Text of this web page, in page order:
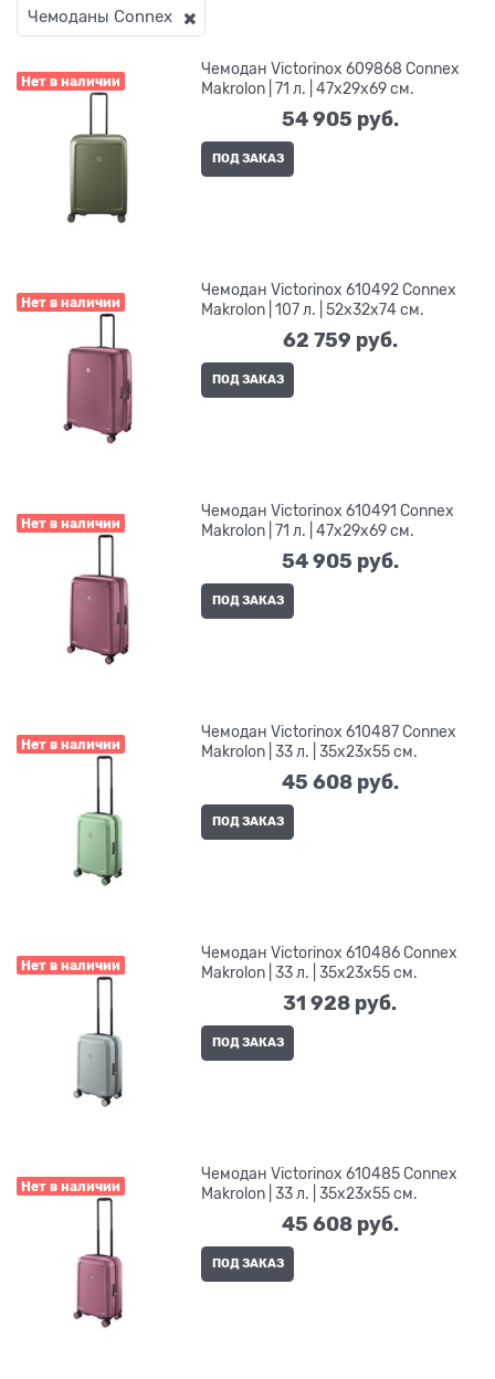
Чемоданы Сonnex
Нет в наличии
Чемодан Victorinox 609868 Connex
Makrolon | 71 л. | 47x29x69 см.
54 905 руб.
ПОД ЗАКАЗ
Нет в наличии
Чемодан Victorinox 610492 Connex
Makrolon | 107 л. | 52x32x74 см.
62 759 руб.
ПОД ЗАКАЗ
Нет в наличии
Чемодан Victorinox 610491 Connex
Makrolon | 71 л. | 47x29x69 см.
54 905 руб.
ПОД ЗАКАЗ
Нет в наличии
Чемодан Victorinox 610487 Connex
Makrolon | 33 л. | 35x23x55 см.
45 608 руб.
ПОД ЗАКАЗ
Нет в наличии
Чемодан Victorinox 610486 Connex
Makrolon | 33 л. | 35x23x55 см.
31 928 руб.
ПОД ЗАКАЗ
Нет в наличии
Чемодан Victorinox 610485 Connex
Makrolon | 33 л. | 35x23x55 см.
45 608 руб.
ПОД ЗАКАЗ